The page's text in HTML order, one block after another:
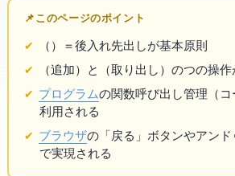
📌 このページのポイント
（Last In, First Out）＝後入れ先出しが基本原則
push（追加）とpop（取り出し）の2つの操
プログラムの関数呼び出し管理（
利用される
ブラウザの「戻る」ボタンやアン
で実現される